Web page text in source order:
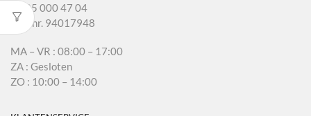
T 085 000 47 04
KvK nr. 94017948
MA – VR : 08:00 – 17:00
ZA : Gesloten
ZO : 10:00 – 14:00